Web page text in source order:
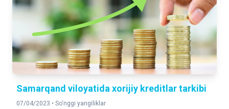
Samarqand viloyatida xorijiy kreditlar tarkibi
07/04/2023 • So‘nggi yangiliklar